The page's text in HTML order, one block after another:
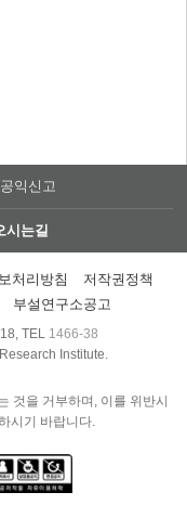
공익신고
시는길
처리방침
저작권정책
부설연구소공고
TEL 1466-38
Institute.
것을 거부하며, 이를 위반시
시기 바랍니다.